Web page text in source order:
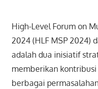
High-Level Forum on
2024 (HLF MSP 2024)
adalah dua inisiatif
memberikan
berbagai